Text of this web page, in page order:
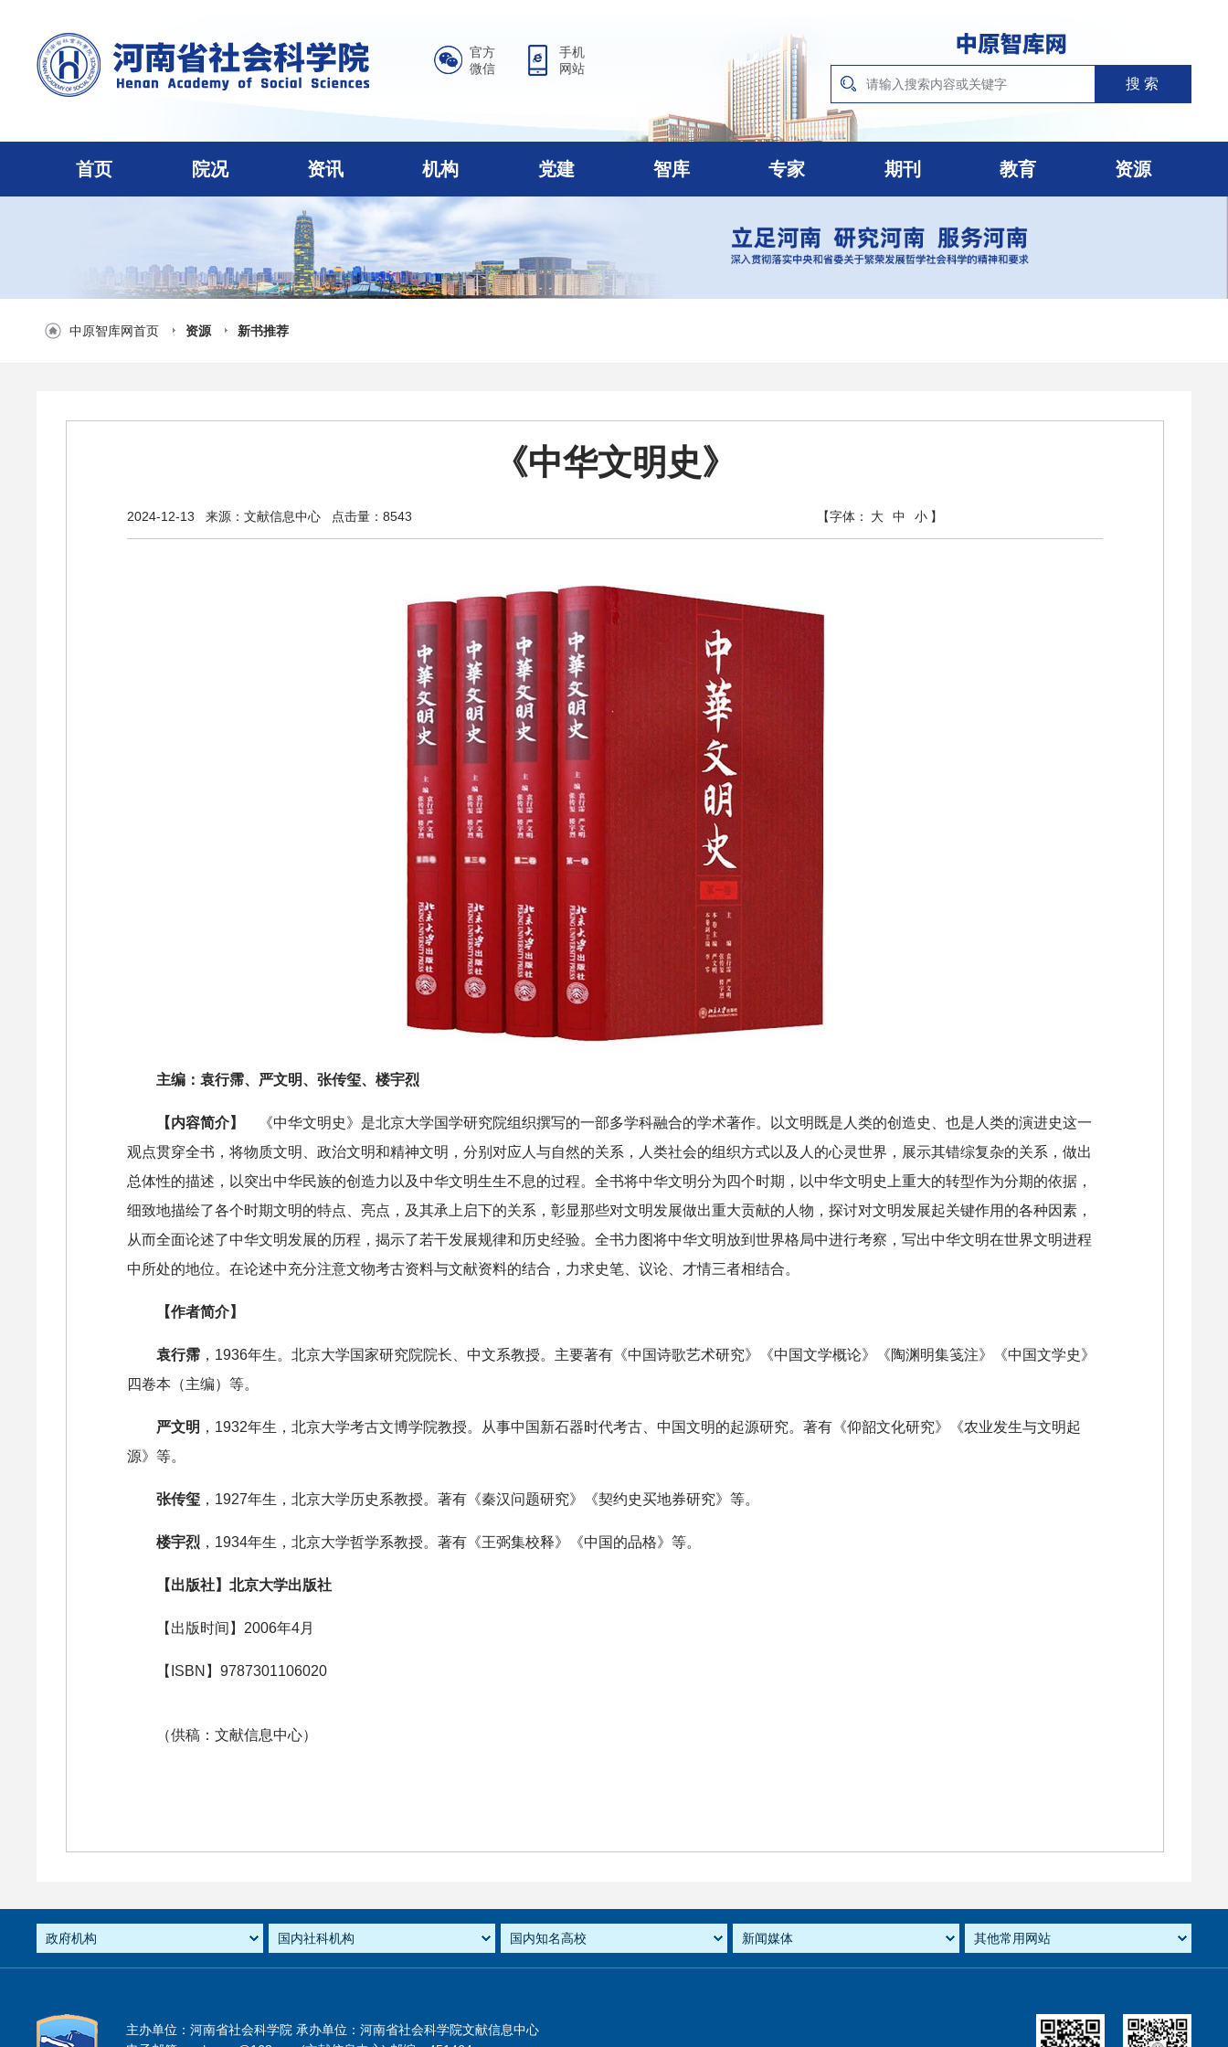
官方
微信
手机
网站
首页 院况 资讯 机构 党建 智库 专家 期刊 教育 资源
中原智库网首页 资源 新书推荐
《中华文明史》
2024-12-13 来源：文献信息中心 点击量：8543 【字体： 大 中 小 】
主编：袁行霈、严文明、张传玺、楼宇烈
【内容简介】
《中华文明史》是北京大学国学研究院组织撰写的一部多学科融合的学术著作。以文明既是人类的创造史、也是人类的演进史这一
观点贯穿全书，将物质文明、政治文明和精神文明，分别对应人与自然的关系，人类社会的组织方式以及人的心灵世界，展示其错综复杂的关系，做出
总体性的描述，以突出中华民族的创造力以及中华文明生生不息的过程。全书将中华文明分为四个时期，以中华文明史上重大的转型作为分期的依据，
细致地描绘了各个时期文明的特点、亮点，及其承上启下的关系，彰显那些对文明发展做出重大贡献的人物，探讨对文明发展起关键作用的各种因素，
从而全面论述了中华文明发展的历程，揭示了若干发展规律和历史经验。全书力图将中华文明放到世界格局中进行考察，写出中华文明在世界文明进程
中所处的地位。在论述中充分注意文物考古资料与文献资料的结合，力求史笔、议论、才情三者相结合。
【作者简介】
袁行霈 ，1936年生。北京大学国家研究院院长、中文系教授。主要著有《中国诗歌艺术研究》《中国文学概论》《陶渊明集笺注》《中国文学史》
四卷本（主编）等。
严文明 ，1932年生，北京大学考古文博学院教授。从事中国新石器时代考古、中国文明的起源研究。著有《仰韶文化研究》《农业发生与文明起
源》等。
张传玺 ，1927年生，北京大学历史系教授。著有《秦汉问题研究》《契约史买地券研究》等。
楼宇烈 ，1934年生，北京大学哲学系教授。著有《王弼集校释》《中国的品格》等。
【出版社】北京大学出版社
【出版时间】2006年4月
【ISBN】9787301106020
（供稿：文献信息中心）
主办单位：河南省社会科学院 承办单位：河南省社会科学院文献信息中心